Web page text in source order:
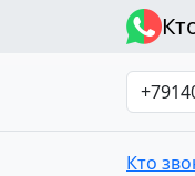
Кто